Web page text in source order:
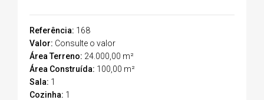
Referência: 168
Valor: Consulte o valor
Área Terreno: 24.000,00 m²
Área Construída: 100,00 m²
Sala: 1
Cozinha: 1